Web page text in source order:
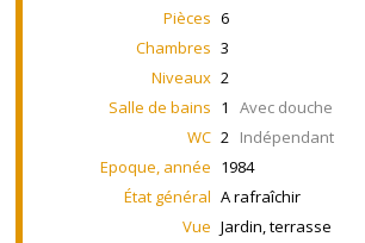
Pièces 6
Chambres 3
Niveaux 2
Salle de bains 1 Avec douche
WC 2 Indépendant
Epoque, année 1984
État général A rafraîchir
Vue Jardin, terrasse